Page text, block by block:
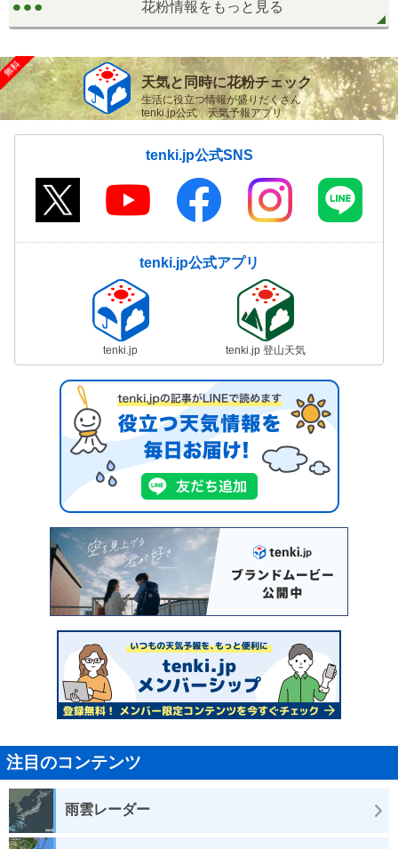
花粉情報をもっと見る
天気と同時に花粉チェック
生活に役立つ情報が盛りだくさん
tenki.jp公式 天気予報アプリ
tenki.jp公式SNS
tenki.jp公式アプリ
tenki.jp tenki.jp 登山天気
注目のコンテンツ
雨雲レーダー